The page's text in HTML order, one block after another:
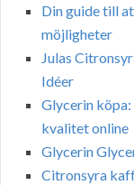
Din guide till
möjligheter
Julas
Idéer
Glycerin
kvalitet online
Glycerin
Citronsyra